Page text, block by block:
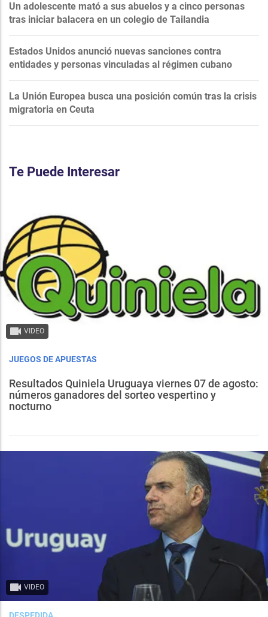
Un adolescente mató a sus abuelos y a cinco personas
tras iniciar balacera en un colegio de Tailandia
Estados Unidos anunció nuevas sanciones contra
entidades y personas vinculadas al régimen cubano
La Unión Europea busca una posición común tras la crisis
migratoria en Ceuta
Te Puede Interesar
VIDEO
JUEGOS DE APUESTAS
Resultados Quiniela Uruguaya viernes 07 de agosto:
números ganadores del sorteo vespertino y
nocturno
VIDEO